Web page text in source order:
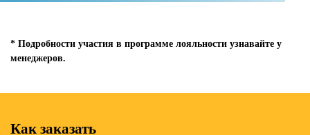
* Подробности участия в программе лояльности узнавайте у
менеджеров.
Как заказать